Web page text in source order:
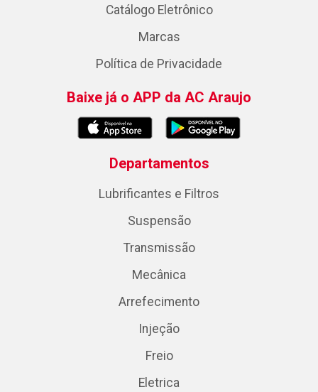
Catálogo Eletrônico
Marcas
Política de Privacidade
Baixe já o APP da AC Araujo
Departamentos
Lubrificantes e Filtros
Suspensão
Transmissão
Mecânica
Arrefecimento
Injeção
Freio
Eletrica